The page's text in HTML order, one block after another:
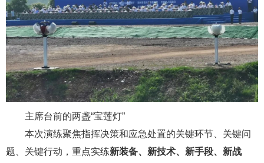
主席台前的两盏“宝莲灯”
本次演练聚焦指挥决策和应急处置的关键环节、关键问
题、关键行动，重点实练新装备、新技术、新手段、新战